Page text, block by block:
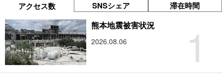
アクセス数 SNSシェア 滞在時間
1
熊本地震被害状況
2026.08.06